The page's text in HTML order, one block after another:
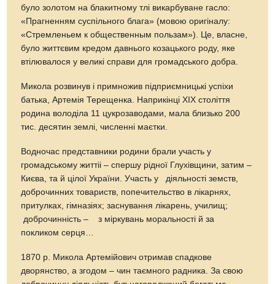
було золотом на блакитному тлі викарбуване гасло:
«Прагненням суспільного блага» (мовою оригіналу:
«Стремленьем к общественным пользам»). Це, власне,
було життєвим кредом давнього козацького роду, яке
втілювалося у великі справи для громадського добра.
Микола розвинув і примножив підприємницькі успіхи
батька, Артемія Терещенка. Наприкінці ХІХ століття
родина володіла 11 цукрозаводами, мала близько 200
тис. десятин землі, численні маєтки.
Водночас представники родини брали участь у
громадському життіі – спершу рідної Глухівщини, затим –
Києва, та й цілої України. Участь у діяльності земств,
доброчинних товариств, попечительство в лікарнях,
притулках, гімназіях; заснування лікарень, училищ;
доброчинність – з міркувань моральності й за
покликом серця…
1870 р. Микола Артемійович отримав спадкове
дворянство, а згодом – чин таємного радника. За свою